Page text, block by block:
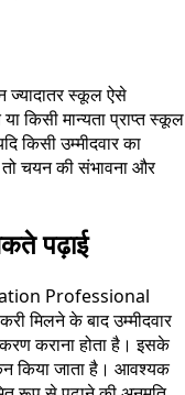
ज्यादातर स्कूल ऐसे
किसी मान्यता प्राप्त स्कूल
किसी उम्मीदवार का
चयन की संभावना और
पढ़ाई
Professional
मिलने के बाद उम्मीदवार
कराना होता है। इसके
किया जाता है। आवश्यक